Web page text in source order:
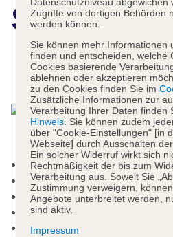
Style
Das bietet Ihre
Kurtaxe/Ökotaxe/
Nichtraucherhotel
Check-in Zeit ab 16:00 Uhr
Check-out Zeit bis 10:00 Uhr
Hoteleröffnung: 2012
Zugriffe von dortigen Behörden
werden können.
Sie können mehr Informationen
finden und entscheiden, welche
Cookies basierende
ablehnen oder akzeptieren
zu den Cookies finden Sie im
Zusätzliche Informationen zur
Verarbeitung Ihrer Daten finden
Hinweis. Sie können zudem
über "Cookie-Einstellungen" [in
Webseite] durch Ausschalten
Ein solcher Widerruf wirkt sich
Rechtmäßigkeit der bis zum
Verarbeitung aus. Soweit Sie
Zustimmung verweigern,
Angebote unterbreitet werden,
sind aktiv.
Impressum